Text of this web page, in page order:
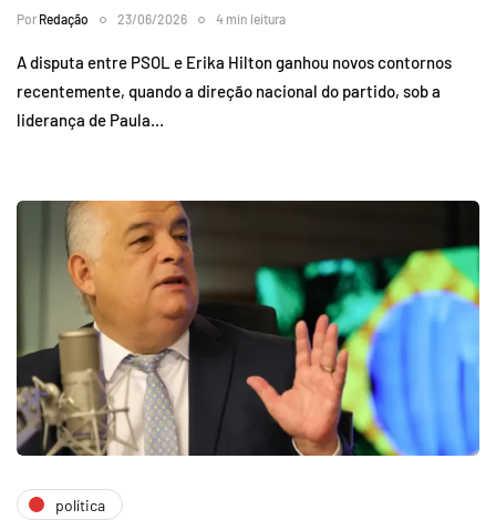
Por Redação 23/06/2026 4 min leitura
A disputa entre PSOL e Erika Hilton ganhou novos contornos
recentemente, quando a direção nacional do partido, sob a
liderança de Paula…
política